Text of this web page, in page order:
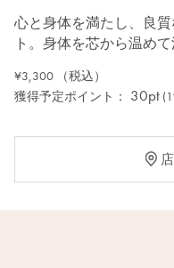
心と身体を満たし、良
ト。身体を芯から温め
¥3,300（税込）
獲得予定ポイント：
30pt